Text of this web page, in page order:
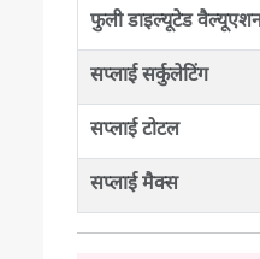
फुली डाइल्यूटेड
सप्लाई सर्कुलेटिंग
सप्लाई टोटल
सप्लाई मैक्स